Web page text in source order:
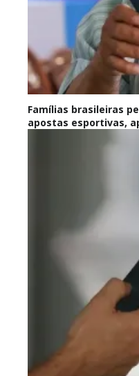
Famílias brasileiras
apostas esportivas,